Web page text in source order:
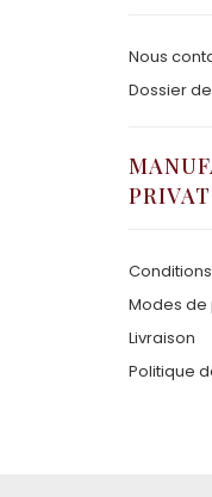
Nous
Dossier
PRIVAT
Modes
Livraison
Politique